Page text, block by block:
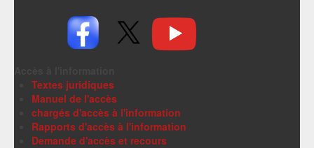
Textes juridiques
Manuel de l'accès
chargés d'accès à l'information
Rapports d'accès à l'information
Demande d'accès et recours